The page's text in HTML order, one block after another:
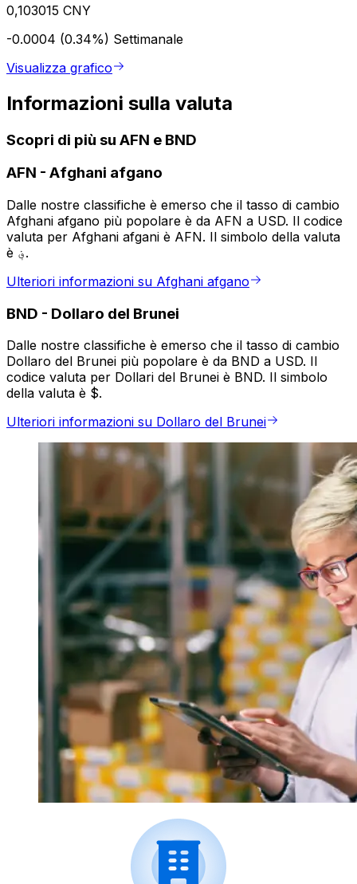
0,103015 CNY
-0.0004 (0.34%) Settimanale
Visualizza grafico
Informazioni sulla valuta
Scopri di più su AFN e BND
AFN - Afghani afgano
Dalle nostre classifiche è emerso che il tasso di cambio
Afghani afgano più popolare è da AFN a USD. Il codice
valuta per Afghani afgani è AFN. Il simbolo della valuta
è ؋.
Ulteriori informazioni su Afghani afgano
BND - Dollaro del Brunei
Dalle nostre classifiche è emerso che il tasso di cambio
Dollaro del Brunei più popolare è da BND a USD. Il
codice valuta per Dollari del Brunei è BND. Il simbolo
della valuta è $.
Ulteriori informazioni su Dollaro del Brunei